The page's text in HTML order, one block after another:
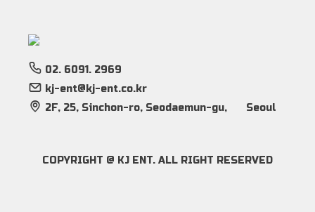
02. 6091. 2969
kj-ent@kj-ent.co.kr
2F, 25, Sinchon-ro, Seodaemun-gu,
Seoul
COPYRIGHT @ KJ ENT. ALL RIGHT RESERVED